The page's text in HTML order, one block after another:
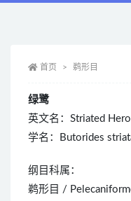
首页 鹈形目
绿鹭
英文名：Striated
学名：Butorides
纲目科属：
鹈形目 /